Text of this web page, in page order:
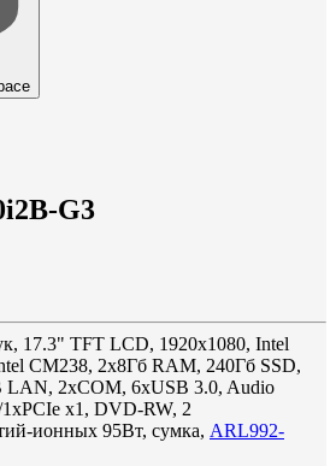
G3
17.3" TFT LCD, 1920x1080, Intel
CM238, 2x8Гб RAM, 240Гб SSD,
2xCOM, 6xUSB 3.0, Audio
x1, DVD-RW, 2
ионных 95Вт, сумка, ARL992-